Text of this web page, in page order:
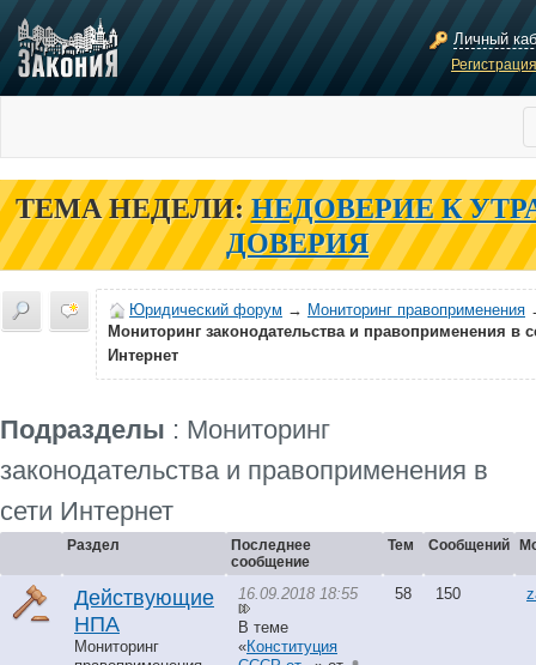
Личный
ТЕМА НЕДЕЛИ: НЕДОВЕРИЕ К
ДОВЕРИЯ
Юридический форум → Мониторинг правоприменения
Мониторинг законодательства и правоприменения в
Интернет
Подразделы : Мониторинг
законодательства и правоприменения в
сети Интернет
Раздел
Последнее
сообщение
Тем Сообщений
Действующие
НПА
Мониторинг
16.09.2018 18:55
В теме
«Конституция
58 150